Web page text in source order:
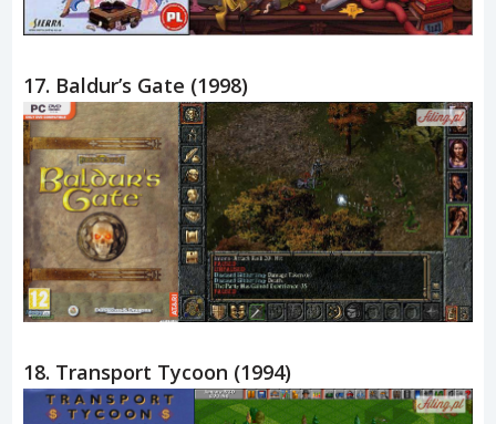
17. Baldur’s Gate (1998)
18. Transport Tycoon (1994)